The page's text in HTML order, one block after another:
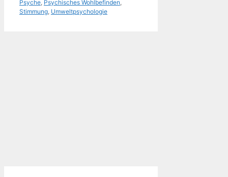
Psyche Psychisches Wohlbefinden
Stimmung Umweltpsychologie